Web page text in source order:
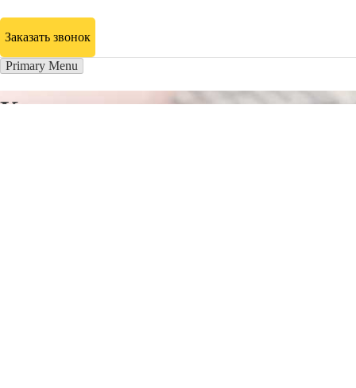
Заказать звонок
Primary Menu
Курсы программирования в